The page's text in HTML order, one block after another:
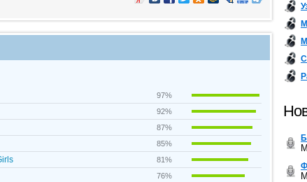
97%
92%
87%
85%
81%
76%